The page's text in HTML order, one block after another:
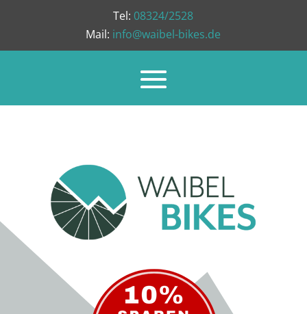
Tel: 08324/2528
Mail: info@waibel-bikes.de